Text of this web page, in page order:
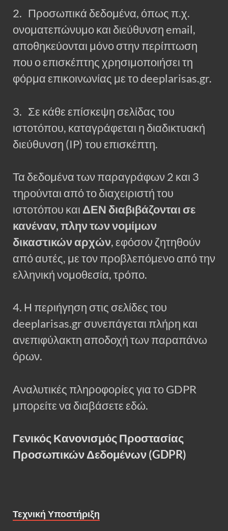
2. Προσωπικά δεδομένα, όπως π.χ.
ονοματεπώνυμο και διεύθυνση email,
αποθηκεύονται μόνο στην περίπτωση
που ο επισκέπτης χρησιμοποιήσει τη
φόρμα επικοινωνίας με το deeplarisas.gr.
3. Σε κάθε επίσκεψη σελίδας του
ιστοτόπου, καταγράφεται η διαδικτυακή
διεύθυνση (IP) του επισκέπτη.
Τα δεδομένα των παραγράφων 2 και 3
τηρούνται από το διαχειριστή του
ιστοτόπου και ΔΕΝ διαβιβάζονται σε
κανέναν, πλην των νομίμων
δικαστικών αρχών, εφόσον ζητηθούν
από αυτές, με τον προβλεπόμενο από την
ελληνική νομοθεσία, τρόπο.
4. Η περιήγηση στις σελίδες του
deeplarisas.gr συνεπάγεται πλήρη και
ανεπιφύλακτη αποδοχή των παραπάνω
όρων.
Αναλυτικές πληροφορίες για το GDPR
μπορείτε να διαβάσετε εδώ.
Γενικός Κανονισμός Προστασίας
Προσωπικών Δεδομένων (GDPR)
Τεχνική Υποστήριξη